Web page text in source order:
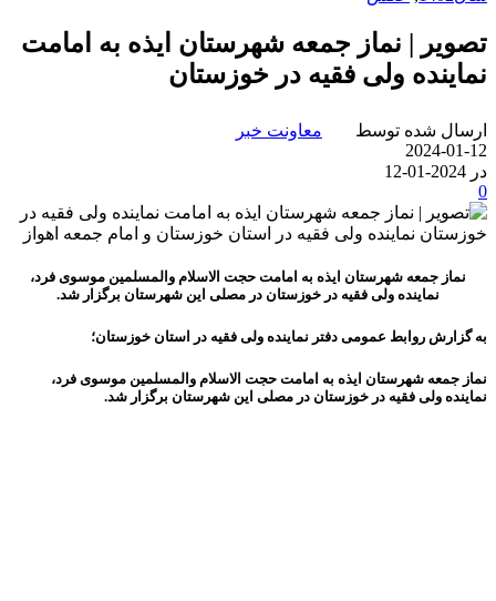
تصویر | نماز جمعه شهرستان ایذه به امامت
نماینده ولی فقیه در خوزستان
ارسال شده توسط
معاونت خبر
2024-01-12
در 2024-01-12
0
نماز جمعه شهرستان ایذه به امامت حجت الاسلام والمسلمین موسوی فرد،
نماینده ولی فقیه در خوزستان در مصلی این شهرستان برگزار شد.
به گزارش روابط عمومی دفتر نماینده ولی فقیه در استان خوزستان؛
نماز جمعه شهرستان ایذه به امامت حجت الاسلام والمسلمین موسوی فرد،
نماینده ولی فقیه در خوزستان در مصلی این شهرستان برگزار شد.